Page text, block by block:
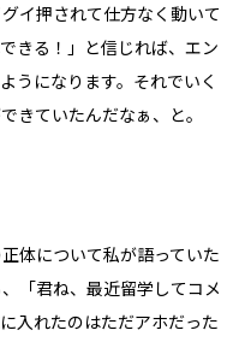
イ押されて仕方なく動いて
きる！」と信じれば、エン
うになります。それでいく
きていたんだなぁ、と。
体について私が語っていた
「君ね、最近留学してコメ
入れたのはただアホだった